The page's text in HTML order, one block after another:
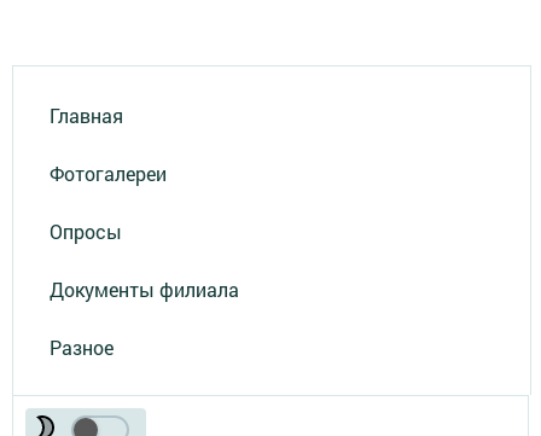
Главная
Фотогалереи
Опросы
Документы филиала
Разное